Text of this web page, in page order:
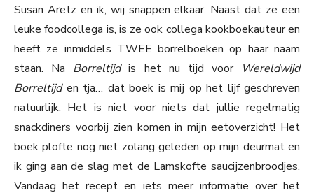
Susan Aretz en ik, wij snappen elkaar. Naast dat ze een
leuke foodcollega is, is ze ook collega kookboekauteur en
heeft ze inmiddels TWEE borrelboeken op haar naam
staan. Na Borreltijdis het nu tijd voor Wereldwijd
Borreltijd en tja… dat boek is mij op het lijf geschreven
natuurlijk. Het is niet voor niets dat jullie regelmatig
snackdiners voorbij zien komen in mijn eetoverzicht! Het
boek plofte nog niet zolang geleden op mijn deurmat en
ik ging aan de slag met de Lamskofte saucijzenbroodjes.
Vandaag het recept en iets meer informatie over het